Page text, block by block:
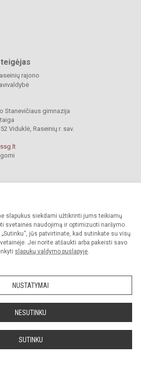
slapukus siekdami užtikrinti jums teikiamų
svetainės naudojimą ir optimizuoti naršymo
jūs patvirtinate, kad sutinkate su visų
Jei norite atšaukti arba pakeisti savo
slapukų valdymo puslapyje.
NUSTATYMAI
NESUTINKU
SUTINKU
rajono
Stanevičiaus gimnazija
Viduklė, Raseinių r. sav.
saugomos.
gimnazijos sutikimo griežtai draudžiama.
paraiška Slapukų valdymas